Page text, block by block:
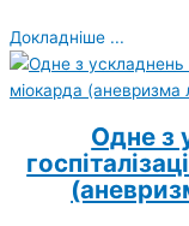
Докладніше ...
Одне з